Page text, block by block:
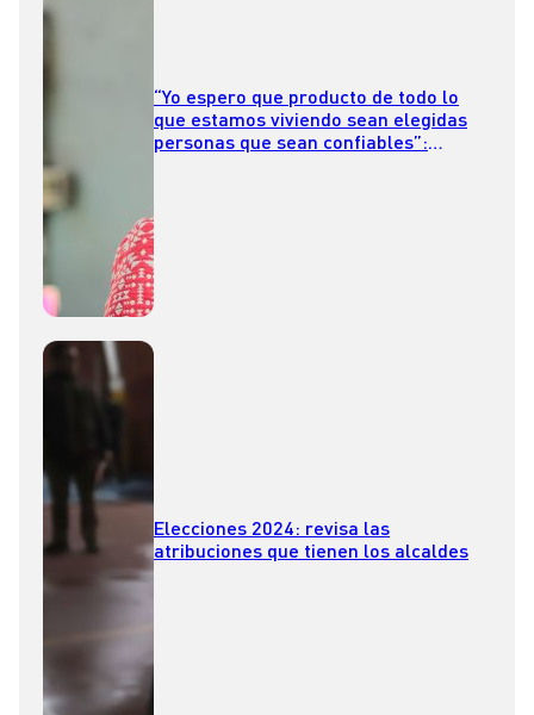
“Yo espero que producto de todo lo
que estamos viviendo sean elegidas
personas que sean confiables”:
Elecciones 2024: revisa las
atribuciones que tienen los alcaldes